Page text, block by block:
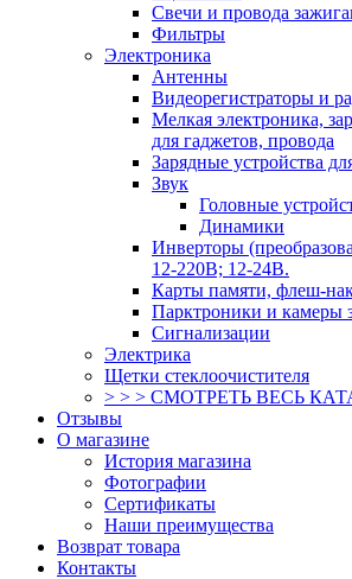
Свечи и провода
Фильтры
Электроника
Антенны
Видеорегистраторы и
Мелкая электроника,
для гаджетов, провода
Зарядные устройства
Звук
Головные
Динамики
Инверторы
12-220В; 12-24В.
Карты памяти, флеш-
Парктроники и камеры
Сигнализации
Электрика
Щетки стеклоочистителя
> > > СМОТРЕТЬ ВЕСЬ
Отзывы
О магазине
История магазина
Фотографии
Сертификаты
Наши преимущества
Возврат товара
Контакты